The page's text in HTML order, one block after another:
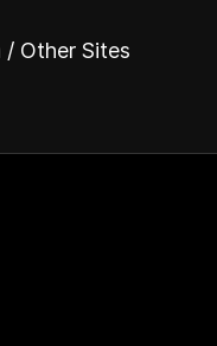
/ Other Sites